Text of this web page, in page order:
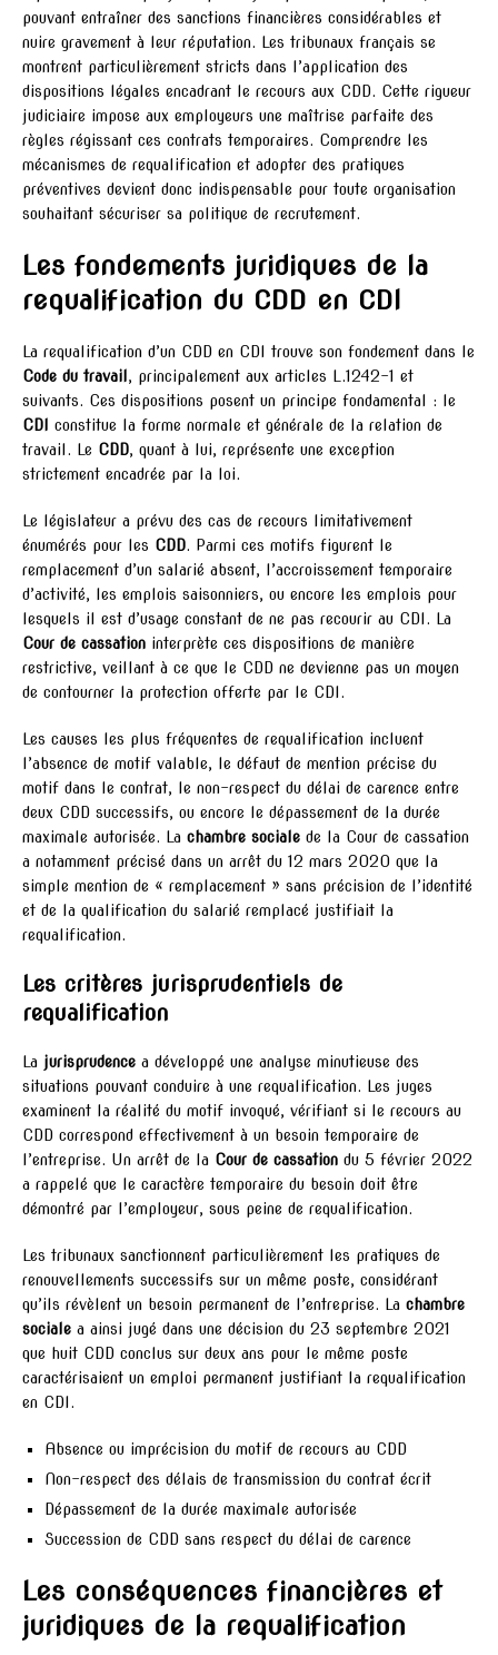
pouvant entraîner des sanctions financières considérables et
nuire gravement à leur réputation. Les tribunaux français se
montrent particulièrement stricts dans l’application des
dispositions légales encadrant le recours aux CDD. Cette rigueur
judiciaire impose aux employeurs une maîtrise parfaite des
règles régissant ces contrats temporaires. Comprendre les
mécanismes de requalification et adopter des pratiques
préventives devient donc indispensable pour toute organisation
souhaitant sécuriser sa politique de recrutement.
Les fondements juridiques de la
requalification du CDD en CDI
La requalification d’un CDD en CDI trouve son fondement dans le
Code du travail , principalement aux articles L.1242-1 et
suivants. Ces dispositions posent un principe fondamental : le
CDI
constitue la forme normale et générale de la relation de
travail. Le CDD, quant à lui, représente une exception
strictement encadrée par la loi.
Le législateur a prévu des cas de recours limitativement
énumérés pour les CDD. Parmi ces motifs figurent le
remplacement d’un salarié absent, l’accroissement temporaire
d’activité, les emplois saisonniers, ou encore les emplois pour
lesquels il est d’usage constant de ne pas recourir au CDI. La
Cour de cassation interprète ces dispositions de manière
restrictive, veillant à ce que le CDD ne devienne pas un moyen
de contourner la protection offerte par le CDI.
Les causes les plus fréquentes de requalification incluent
l’absence de motif valable, le défaut de mention précise du
motif dans le contrat, le non-respect du délai de carence entre
deux CDD successifs, ou encore le dépassement de la durée
maximale autorisée. La chambre sociale de la Cour de cassation
a notamment précisé dans un arrêt du 12 mars 2020 que la
simple mention de « remplacement » sans précision de l’identité
et de la qualification du salarié remplacé justifiait la
requalification.
Les critères jurisprudentiels de
requalification
La jurisprudence a développé une analyse minutieuse des
situations pouvant conduire à une requalification. Les juges
examinent la réalité du motif invoqué, vérifiant si le recours au
CDD correspond effectivement à un besoin temporaire de
l’entreprise. Un arrêt de la Cour de cassation du 5 février 2022
a rappelé que le caractère temporaire du besoin doit être
démontré par l’employeur, sous peine de requalification.
Les tribunaux sanctionnent particulièrement les pratiques de
renouvellements successifs sur un même poste, considérant
qu’ils révèlent un besoin permanent de l’entreprise. La chambre
sociale a ainsi jugé dans une décision du 23 septembre 2021
que huit CDD conclus sur deux ans pour le même poste
caractérisaient un emploi permanent justifiant la requalification
en CDI.
Absence ou imprécision du motif de recours au CDD
Non-respect des délais de transmission du contrat écrit
Dépassement de la durée maximale autorisée
Succession de CDD sans respect du délai de carence
Les conséquences financières et
juridiques de la requalification